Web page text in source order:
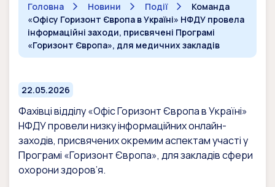
Головна Новини Події
Команда
«Офісу Горизонт Європа в Україні» НФДУ провела
інформаційні заходи, присвячені Програмі
«Горизонт Європа», для медичних закладів
22.05.2026
Фахівці відділу «Офіс Горизонт Європа в Україні»
НФДУ провели низку інформаційних онлайн-
заходів, присвячених окремим аспектам участі у
Програмі «Горизонт Європа», для закладів сфери
охорони здоров’я.